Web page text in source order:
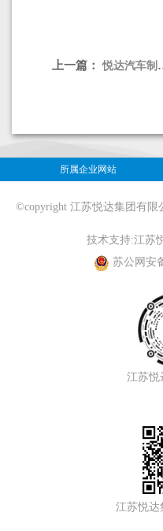
上一篇：悦达汽车制造01 Pro 单排封闭式货车
所属企业网站
©copyright 江苏悦达集团有
技术支持:江苏
苏公网安
江苏悦
江苏悦达